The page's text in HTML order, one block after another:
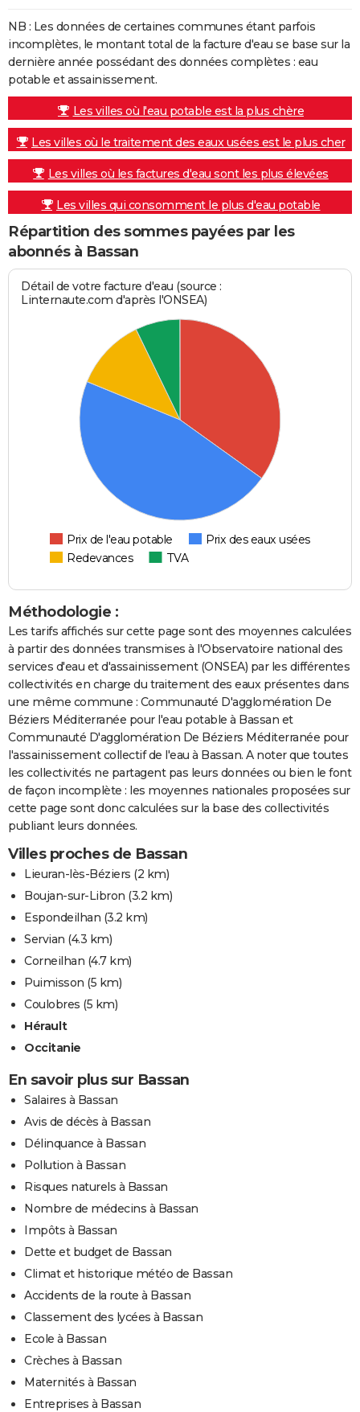
NB : Les données de certaines communes étant parfois
incomplètes, le montant total de la facture d'eau se base sur la
dernière année possédant des données complètes : eau
potable et assainissement.
Les villes où l'eau potable est la plus chère
Les villes où le traitement des eaux usées est le plus cher
Les villes où les factures d'eau sont les plus élevées
Les villes qui consomment le plus d'eau potable
Répartition des sommes payées par les
abonnés à Bassan
Détail de votre facture d'eau (source :
Linternaute.com d'après l'ONSEA)
Prix de l'eau potable
Prix des eaux usées
Redevances
TVA
Méthodologie :
Les tarifs affichés sur cette page sont des moyennes calculées
à partir des données transmises à l'Observatoire national des
services d'eau et d'assainissement (ONSEA) par les différentes
collectivités en charge du traitement des eaux présentes dans
une même commune : Communauté D'agglomération De
Béziers Méditerranée pour l'eau potable à Bassan et
Communauté D'agglomération De Béziers Méditerranée pour
l'assainissement collectif de l'eau à Bassan. A noter que toutes
les collectivités ne partagent pas leurs données ou bien le font
de façon incomplète : les moyennes nationales proposées sur
cette page sont donc calculées sur la base des collectivités
publiant leurs données.
Villes proches de Bassan
Lieuran-lès-Béziers (2 km)
Boujan-sur-Libron (3.2 km)
Espondeilhan (3.2 km)
Servian (4.3 km)
Corneilhan (4.7 km)
Puimisson (5 km)
Coulobres (5 km)
Hérault
Occitanie
En savoir plus sur Bassan
Salaires à Bassan
Avis de décès à Bassan
Délinquance à Bassan
Pollution à Bassan
Risques naturels à Bassan
Nombre de médecins à Bassan
Impôts à Bassan
Dette et budget de Bassan
Climat et historique météo de Bassan
Accidents de la route à Bassan
Classement des lycées à Bassan
Ecole à Bassan
Crèches à Bassan
Maternités à Bassan
Entreprises à Bassan